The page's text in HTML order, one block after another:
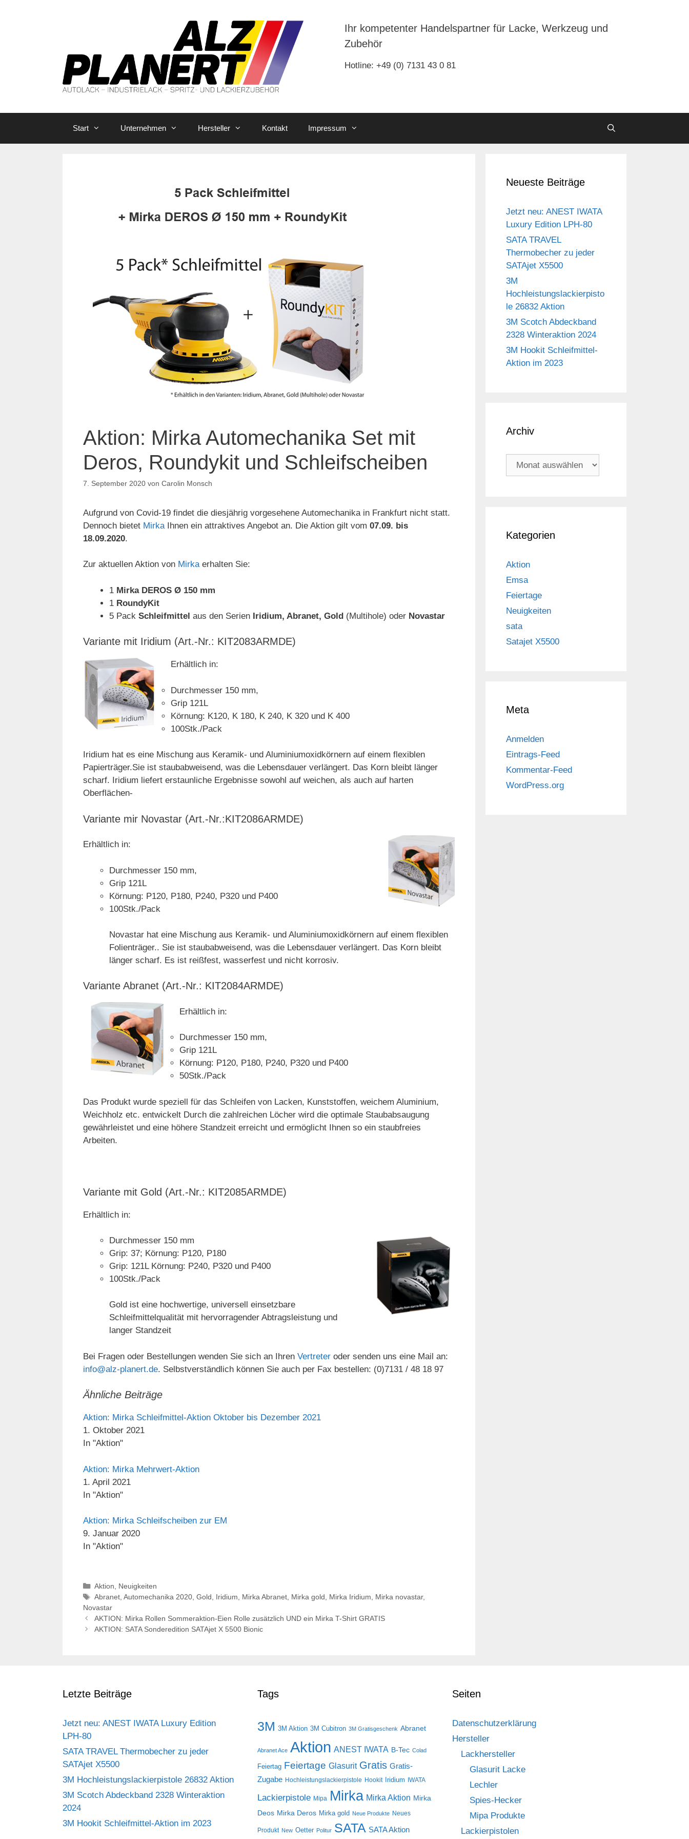
Ihr kompetenter Handelspartner für Lacke, Werkzeug und
Zubehör
Hotline: +49 (0) 7131 43 0 81
Start Unternehmen Hersteller Kontakt Impressum
Aktion: Mirka Automechanika Set mit
Deros, Roundykit und Schleifscheiben
7. September 2020 von Carolin Monsch
Aufgrund von Covid-19 findet die diesjährig vorgesehene Automechanika in Frankfurt nicht statt.
Dennoch bietet Mirka Ihnen ein attraktives Angebot an. Die Aktion gilt vom 07.09. bis
18.09.2020.
Zur aktuellen Aktion von Mirka erhalten Sie:
1 Mirka DEROS Ø 150 mm
1 RoundyKit
5 Pack Schleifmittel aus den Serien Iridium, Abranet, Gold (Multihole) oder Novastar
Variante mit Iridium (Art.-Nr.: KIT2083ARMDE)
Erhältlich in:
Durchmesser 150 mm,
Grip 121L
Körnung: K120, K 180, K 240, K 320 und K 400
100Stk./Pack
Iridium hat es eine Mischung aus Keramik- und Aluminiumoxidkörnern auf einem flexiblen
Papierträger.Sie ist staubabweisend, was die Lebensdauer verlängert. Das Korn bleibt länger
scharf. Iridium liefert erstaunliche Ergebnisse sowohl auf weichen, als auch auf harten
Oberflächen-
Variante mir Novastar (Art.-Nr.:KIT2086ARMDE)
Erhältlich in:
Durchmesser 150 mm,
Grip 121L
Körnung: P120, P180, P240, P320 und P400
100Stk./Pack
Novastar hat eine Mischung aus Keramik- und Aluminiumoxidkörnern auf einem flexiblen
Folienträger.. Sie ist staubabweisend, was die Lebensdauer verlängert. Das Korn bleibt
länger scharf. Es ist reißfest, wasserfest und nicht korrosiv.
Variante Abranet (Art.-Nr.: KIT2084ARMDE)
Erhältlich in:
Durchmesser 150 mm,
Grip 121L
Körnung: P120, P180, P240, P320 und P400
50Stk./Pack
Das Produkt wurde speziell für das Schleifen von Lacken, Kunststoffen, weichem Aluminium,
Weichholz etc. entwickelt Durch die zahlreichen Löcher wird die optimale Staubabsaugung
gewährleistet und eine höhere Standzeit erreicht und ermöglicht Ihnen so ein staubfreies
Arbeiten.
Variante mit Gold (Art.-Nr.: KIT2085ARMDE)
Erhältlich in:
Durchmesser 150 mm
Grip: 37; Körnung: P120, P180
Grip: 121L Körnung: P240, P320 und P400
100Stk./Pack
Gold ist eine hochwertige, universell einsetzbare
Schleifmittelqualität mit hervorragender Abtragsleistung und
langer Standzeit
Bei Fragen oder Bestellungen wenden Sie sich an Ihren Vertreter oder senden uns eine Mail an:
info@alz-planert.de. Selbstverständlich können Sie auch per Fax bestellen: (0)7131 / 48 18 97
Ähnliche Beiträge
Aktion: Mirka Schleifmittel-Aktion Oktober bis Dezember 2021
1. Oktober 2021
In "Aktion"
Aktion: Mirka Mehrwert-Aktion
1. April 2021
In "Aktion"
Aktion: Mirka Schleifscheiben zur EM
9. Januar 2020
In "Aktion"
Kategorien
Aktion
Neuigkeiten
Schlagwörter
Abranet, Automechanika 2020, Gold Iridium Mirka Abranet, Mirka gold Mirka Iridium Mirka novastar,
Novastar
AKTION: Mirka Rollen Sommeraktion-Eien Rolle zusätzlich UND ein Mirka T-Shirt GRATIS
AKTION: SATA Sonderedition SATAjet X 5500 Bionic
Neueste Beiträge
Jetzt neu: ANEST IWATA
Luxury Edition LPH-80
SATA TRAVEL
Thermobecher zu jeder
SATAjet X5500
3M
Hochleistungslackierpisto
le 26832 Aktion
3M Scotch Abdeckband
2328 Winteraktion 2024
3M Hookit Schleifmittel-
Aktion im 2023
Archiv
Archiv
Kategorien
Aktion
Emsa
Feiertage
Neuigkeiten
sata
Satajet X5500
Meta
Anmelden
Eintrags-Feed
Kommentar-Feed
WordPress.org
Letzte Beiträge
Jetzt neu: ANEST IWATA Luxury Edition
LPH-80
SATA TRAVEL Thermobecher zu jeder
SATAjet X5500
3M Hochleistungslackierpistole 26832 Aktion
3M Scotch Abdeckband 2328 Winteraktion
2024
3M Hookit Schleifmittel-Aktion im 2023
Tags
3M 3M Aktion 3M Cubitron 3M Gratisgeschenk Abranet
Abranet Ace Aktion ANEST IWATA B-Tec Colad
Feiertag Feiertage Glasurit Gratis Gratis-
Zugabe Hochleistungslackierpistole Hookit Iridium IWATA
Lackierpistole Mipa Mirka Mirka Aktion Mirka
Deos Mirka Deros Mirka gold Neue Produkte Neues
Produkt New Oetter Politur SATA SATA Aktion
Seiten
Datenschutzerklärung
Hersteller
Lackhersteller
Glasurit Lacke
Lechler
Spies-Hecker
Mipa Produkte
Lackierpistolen